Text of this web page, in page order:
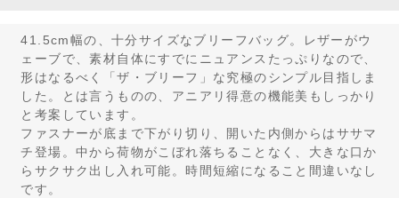
41.5cm幅の、十分サイズなブリーフバッグ。レザーがウ
ェーブで、素材自体にすでにニュアンスたっぷりなので、
形はなるべく「ザ・ブリーフ」な究極のシンプル目指しま
した。とは言うものの、アニアリ得意の機能美もしっかり
と考案しています。
ファスナーが底まで下がり切り、開いた内側からはササマ
チ登場。中から荷物がこぼれ落ちることなく、大きな口か
らサクサク出し入れ可能。時間短縮になること間違いなし
です。